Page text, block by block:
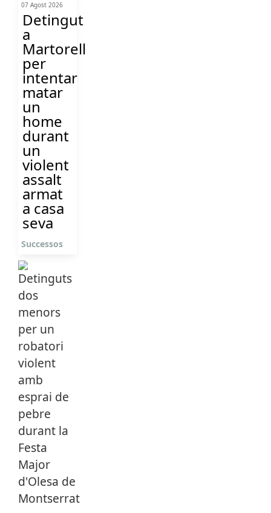
07 Agost 2026
Detingut
a
Martorell
per
intentar
matar
un
home
durant
un
violent
assalt
armat
a casa
seva
Successos